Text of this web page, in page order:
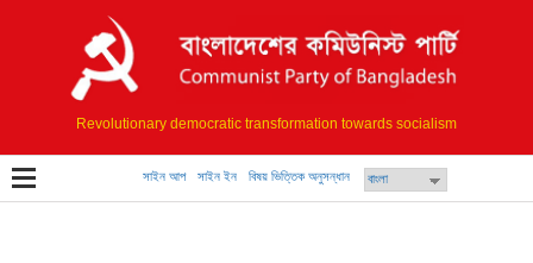
Revolutionary democratic transformation towards socialism
সাইন আপ সাইন ইন বিষয় ভিত্তিক অনুসন্ধান